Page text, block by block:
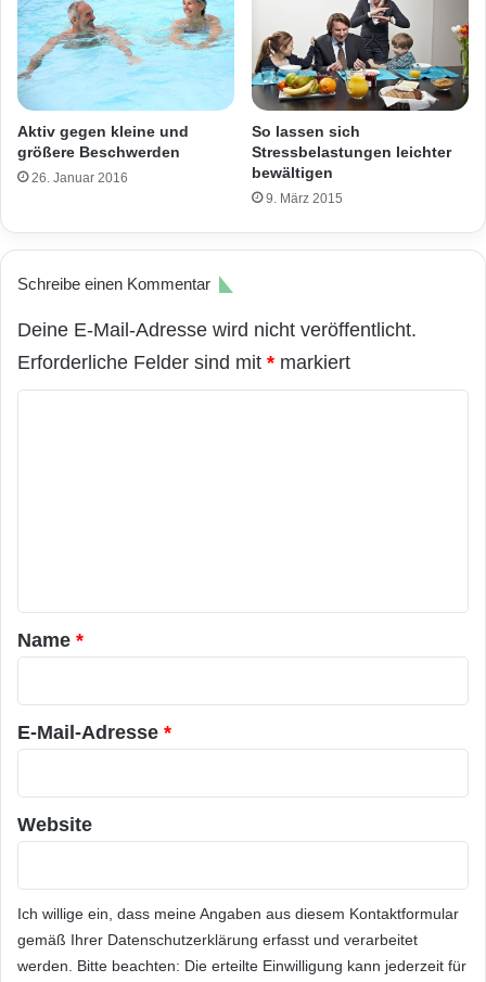
Aktiv gegen kleine und
größere Beschwerden
26. Januar 2016
So lassen sich
Stressbelastungen leichter
bewältigen
9. März 2015
Schreibe einen Kommentar
Deine E-Mail-Adresse wird nicht veröffentlicht.
Erforderliche Felder sind mit * markiert
a
r
*
Name *
E-Mail-Adresse *
Website
Ich willige ein, dass meine Angaben aus diesem Kontaktformular
gemäß Ihrer Datenschutzerklärung erfasst und verarbeitet
werden. Bitte beachten: Die erteilte Einwilligung kann jederzeit für